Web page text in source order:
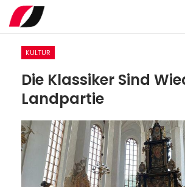
KULTUR
Die Klassiker Sind
Landpartie